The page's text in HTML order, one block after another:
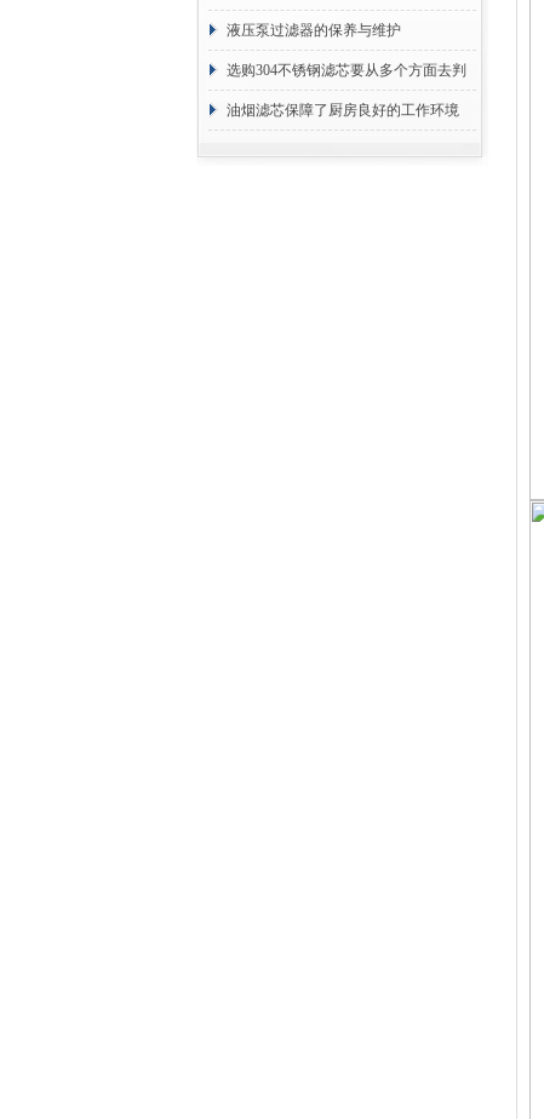
液压泵过滤器的保养与维护
选购304不锈钢滤芯要从多个方面去判
断
油烟滤芯保障了厨房良好的工作环境